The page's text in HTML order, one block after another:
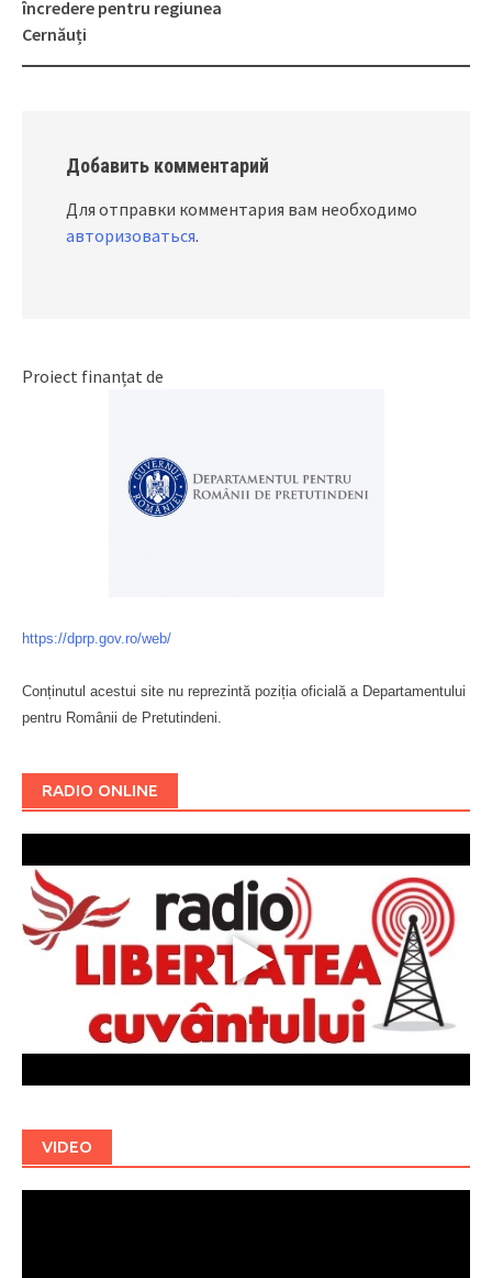
încredere pentru regiunea
Cernăuți
Добавить комментарий
Для отправки комментария вам необходимо
авторизоваться.
Proiect finanțat de
https://dprp.gov.ro/web/
Conținutul acestui site nu reprezintă poziția oficială a Departamentului
pentru Românii de Pretutindeni.
RADIO ONLINE
VIDEO